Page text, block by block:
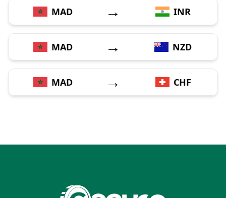
MAD → INR
MAD → NZD
MAD → CHF